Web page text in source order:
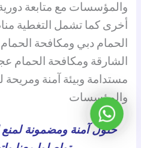
والمؤسسات مع متابعة
أخرى كما تشمل التغطية
الحمام دبي ومكافحة
الشارقة ومكافحة الحمام
مستدامة وبيئة آمنة ومريحة
والمؤسسات
حلول آمنة ومضمونة لمنع
واتساب